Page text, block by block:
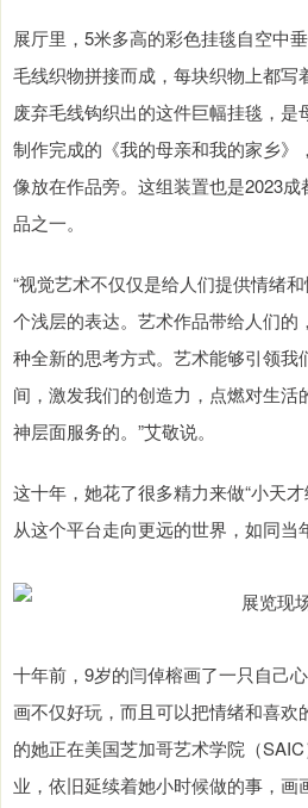
展厅里，5米多高的彩色挂毯自空中
毛线织物拼接而成，每块织物上都写
废弃毛线钩织出的这件巨幅挂毯，是
制作完成的《我的母亲和我的家乡》
像放在作品旁。这组装置也是2023
品之一。
“视觉艺术不仅仅是给人们提供情绪
个浅层的表达。艺术作品带给人们的
种全新的思考方式。艺术能够引领我
间，激发我们的创造力，点燃对生
神层面服务的。”艾敬说。
这十年，她花了很多精力来做“小天
从这个平台走向更远的世界，如同当
十年前，9岁的闫倬榕画了一只自己
画不仅好玩，而且可以把情绪和喜欢
的她正在美国芝加哥艺术学院（
业，依旧延续着她小时候做的事，